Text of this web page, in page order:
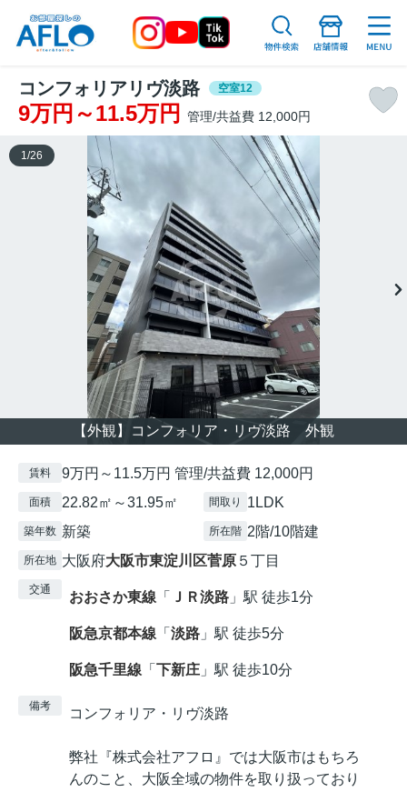
コンフォリアリヴ淡路 空室12
9万円～11.5万円 管理/共益費 12,000円
【外観】コンフォリア・リヴ淡路 外観
1 /26
賃料 9万円～11.5万円 管理/共益費 12,000円
面積 22.82㎡～31.95㎡ 間取り 1LDK
築年数 新築 所在階 2階/10階建
所在地 大阪府大阪市東淀川区菅原 ５丁目
交通 おおさか東線 「 ＪＲ淡路 」駅 徒歩1分
阪急京都本線 「 淡路 」駅 徒歩5分
阪急千里線 「 下新庄 」駅 徒歩10分
備考 コンフォリア・リヴ淡路
弊社『株式会社アフロ』では大阪市はもちろ
んのこと、大阪全域の物件を取り扱っており